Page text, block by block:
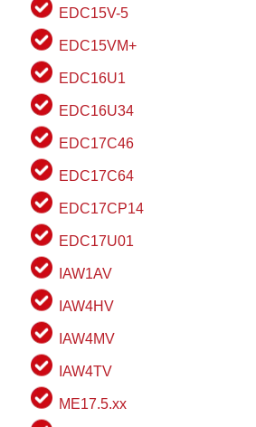
EDC15V-5
EDC15VM+
EDC16U1
EDC16U34
EDC17C46
EDC17C64
EDC17CP14
EDC17U01
IAW1AV
IAW4HV
IAW4MV
IAW4TV
ME17.5.xx